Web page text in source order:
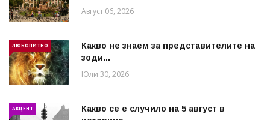
Август 06, 2026
ЛЮБОПИТНО
Какво не знаем за представителите на
зоди...
Юли 30, 2026
АКЦЕНТ
Какво се е случило на 5 август в